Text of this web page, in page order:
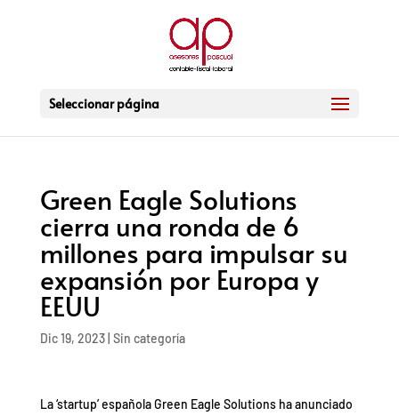
Seleccionar página
Green Eagle Solutions
cierra una ronda de 6
millones para impulsar su
expansión por Europa y
EEUU
Dic 19, 2023| Sin categoría
La ‘startup’ española Green Eagle Solutions ha anunciado